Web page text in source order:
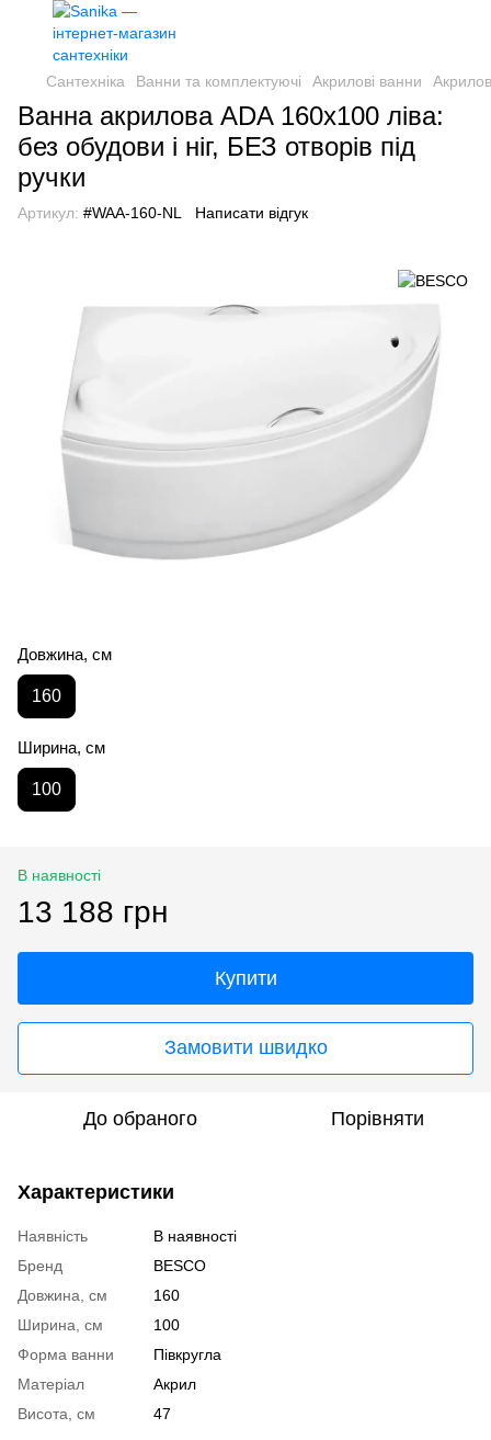
Сантехніка Ванни та комплектуючі Акрилові ванни
Ванна акрилова ADA 160х100 ліва:
без обудови і ніг, БЕЗ отворів під
ручки
Артикул: #WAA-160-NL Написати відгук
Довжина, см
160
Ширина, см
100
В наявності
13 188 грн
Купити
Замовити швидко
До обраного Порівняти
Характеристики
Наявність
В наявності
Бренд
BESCO
Довжина, см
160
Ширина, см
100
Форма ванни
Півкругла
Матеріал
Акрил
Висота, см
47